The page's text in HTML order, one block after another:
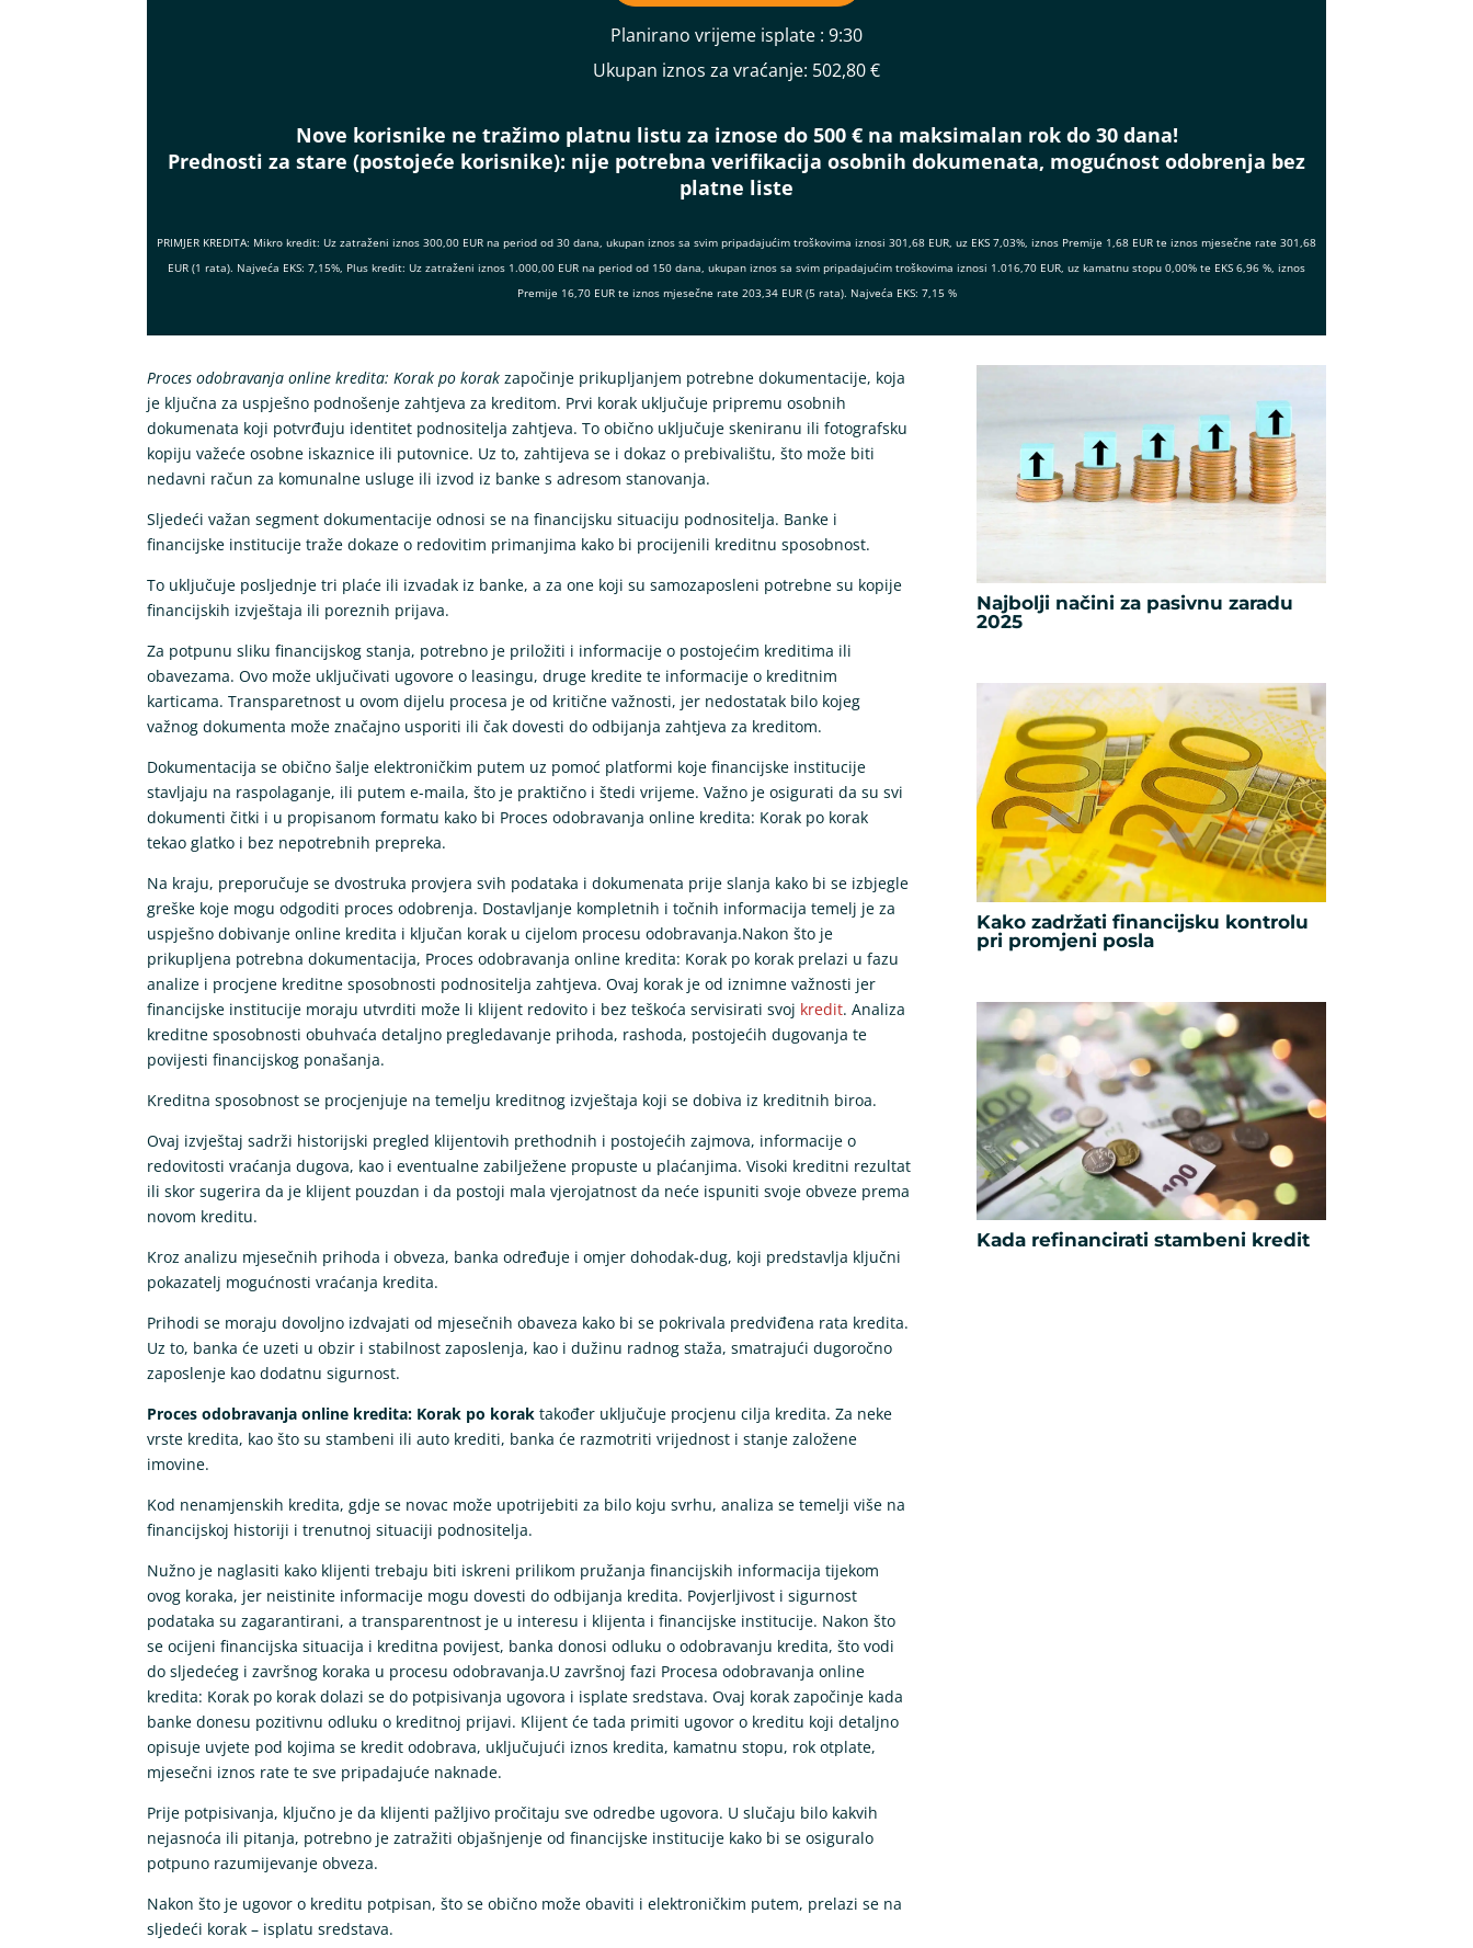
Planirano vrijeme isplate : 9:30
Ukupan iznos za vraćanje: 502,80 €
Nove korisnike ne tražimo platnu listu za iznose do 500 € na maksimalan rok do 30 dana!
Prednosti za stare (postojeće korisnike): nije potrebna verifikacija osobnih dokumenata, mogućnost odobrenja bez
platne liste
PRIMJER KREDITA: Mikro kredit: Uz zatraženi iznos 300,00 EUR na period od 30 dana, ukupan iznos sa svim pripadajućim troškovima iznosi 301,68 EUR, uz EKS 7,03%, iznos Premije 1,68 EUR te iznos mjesečne rate 301,68
EUR (1 rata). Najveća EKS: 7,15%, Plus kredit: Uz zatraženi iznos 1.000,00 EUR na period od 150 dana, ukupan iznos sa svim pripadajućim troškovima iznosi 1.016,70 EUR, uz kamatnu stopu 0,00% te EKS 6,96 %, iznos
Premije 16,70 EUR te iznos mjesečne rate 203,34 EUR (5 rata). Najveća EKS: 7,15 %
Proces odobravanja online kredita: Korak po korak započinje prikupljanjem potrebne dokumentacije, koja
je ključna za uspješno podnošenje zahtjeva za kreditom. Prvi korak uključuje pripremu osobnih
dokumenata koji potvrđuju identitet podnositelja zahtjeva. To obično uključuje skeniranu ili fotografsku
kopiju važeće osobne iskaznice ili putovnice. Uz to, zahtijeva se i dokaz o prebivalištu, što može biti
nedavni račun za komunalne usluge ili izvod iz banke s adresom stanovanja.
Sljedeći važan segment dokumentacije odnosi se na financijsku situaciju podnositelja. Banke i
financijske institucije traže dokaze o redovitim primanjima kako bi procijenili kreditnu sposobnost.
To uključuje posljednje tri plaće ili izvadak iz banke, a za one koji su samozaposleni potrebne su kopije
financijskih izvještaja ili poreznih prijava.
Za potpunu sliku financijskog stanja, potrebno je priložiti i informacije o postojećim kreditima ili
obavezama. Ovo može uključivati ugovore o leasingu, druge kredite te informacije o kreditnim
karticama. Transparetnost u ovom dijelu procesa je od kritične važnosti, jer nedostatak bilo kojeg
važnog dokumenta može značajno usporiti ili čak dovesti do odbijanja zahtjeva za kreditom.
Dokumentacija se obično šalje elektroničkim putem uz pomoć platformi koje financijske institucije
stavljaju na raspolaganje, ili putem e-maila, što je praktično i štedi vrijeme. Važno je osigurati da su svi
dokumenti čitki i u propisanom formatu kako bi Proces odobravanja online kredita: Korak po korak
tekao glatko i bez nepotrebnih prepreka.
Na kraju, preporučuje se dvostruka provjera svih podataka i dokumenata prije slanja kako bi se izbjegle
greške koje mogu odgoditi proces odobrenja. Dostavljanje kompletnih i točnih informacija temelj je za
uspješno dobivanje online kredita i ključan korak u cijelom procesu odobravanja.Nakon što je
prikupljena potrebna dokumentacija, Proces odobravanja online kredita: Korak po korak prelazi u fazu
analize i procjene kreditne sposobnosti podnositelja zahtjeva. Ovaj korak je od iznimne važnosti jer
financijske institucije moraju utvrditi može li klijent redovito i bez teškoća servisirati svoj kredit. Analiza
kreditne sposobnosti obuhvaća detaljno pregledavanje prihoda, rashoda, postojećih dugovanja te
povijesti financijskog ponašanja.
Kreditna sposobnost se procjenjuje na temelju kreditnog izvještaja koji se dobiva iz kreditnih biroa.
Ovaj izvještaj sadrži historijski pregled klijentovih prethodnih i postojećih zajmova, informacije o
redovitosti vraćanja dugova, kao i eventualne zabilježene propuste u plaćanjima. Visoki kreditni rezultat
ili skor sugerira da je klijent pouzdan i da postoji mala vjerojatnost da neće ispuniti svoje obveze prema
novom kreditu.
Kroz analizu mjesečnih prihoda i obveza, banka određuje i omjer dohodak-dug, koji predstavlja ključni
pokazatelj mogućnosti vraćanja kredita.
Prihodi se moraju dovoljno izdvajati od mjesečnih obaveza kako bi se pokrivala predviđena rata kredita.
Uz to, banka će uzeti u obzir i stabilnost zaposlenja, kao i dužinu radnog staža, smatrajući dugoročno
zaposlenje kao dodatnu sigurnost.
Proces odobravanja online kredita: Korak po korak također uključuje procjenu cilja kredita. Za neke
vrste kredita, kao što su stambeni ili auto krediti, banka će razmotriti vrijednost i stanje založene
imovine.
Kod nenamjenskih kredita, gdje se novac može upotrijebiti za bilo koju svrhu, analiza se temelji više na
financijskoj historiji i trenutnoj situaciji podnositelja.
Nužno je naglasiti kako klijenti trebaju biti iskreni prilikom pružanja financijskih informacija tijekom
ovog koraka, jer neistinite informacije mogu dovesti do odbijanja kredita. Povjerljivost i sigurnost
podataka su zagarantirani, a transparentnost je u interesu i klijenta i financijske institucije. Nakon što
se ocijeni financijska situacija i kreditna povijest, banka donosi odluku o odobravanju kredita, što vodi
do sljedećeg i završnog koraka u procesu odobravanja.U završnoj fazi Procesa odobravanja online
kredita: Korak po korak dolazi se do potpisivanja ugovora i isplate sredstava. Ovaj korak započinje kada
banke donesu pozitivnu odluku o kreditnoj prijavi. Klijent će tada primiti ugovor o kreditu koji detaljno
opisuje uvjete pod kojima se kredit odobrava, uključujući iznos kredita, kamatnu stopu, rok otplate,
mjesečni iznos rate te sve pripadajuće naknade.
Prije potpisivanja, ključno je da klijenti pažljivo pročitaju sve odredbe ugovora. U slučaju bilo kakvih
nejasnoća ili pitanja, potrebno je zatražiti objašnjenje od financijske institucije kako bi se osiguralo
potpuno razumijevanje obveza.
Nakon što je ugovor o kreditu potpisan, što se obično može obaviti i elektroničkim putem, prelazi se na
sljedeći korak – isplatu sredstava.
Najbolji načini za pasivnu zaradu
2025
Kako zadržati financijsku kontrolu
pri promjeni posla
Kada refinancirati stambeni kredit